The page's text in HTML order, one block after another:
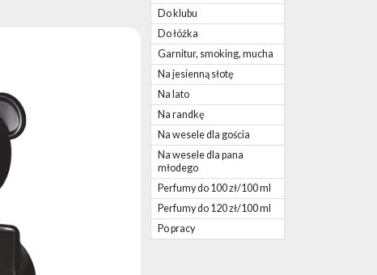
Do klubu
Do łóżka
Garnitur, smoking, mucha
Na jesienną słotę
Na lato
Na randkę
Na wesele dla gościa
Na wesele dla pana
młodego
Perfumy do 100 zł/100 ml
Perfumy do 120 zł/100 ml
Po pracy